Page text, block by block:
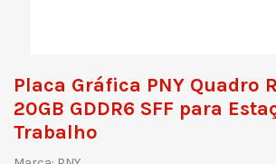
Placa Gráfica PNY Quadro
20GB GDDR6 SFF para
Trabalho